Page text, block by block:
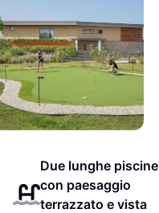
Due lunghe piscine
con paesaggio
terrazzato e vista